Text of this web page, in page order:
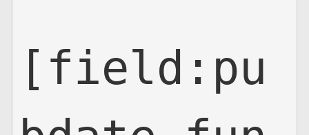
[field:pu